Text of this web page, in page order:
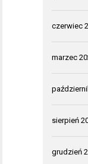
czerwiec
marzec
sierpień
grudzień